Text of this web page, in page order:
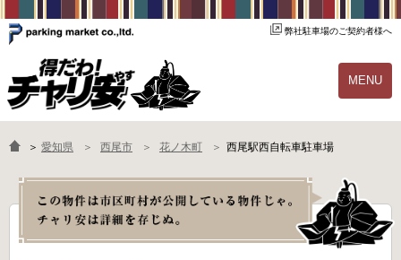
弊社駐車場のご契約者様へ
MENU
物件一覧 ご契約の流れ
よくあるご質問 駐輪場オーナー様へ
＞ 愛知県 西尾市 花ノ木町 西尾駅西自転車駐車場